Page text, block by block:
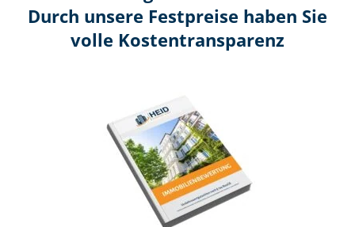
Durch unsere Festpreise haben Sie
volle Kosten­transparenz